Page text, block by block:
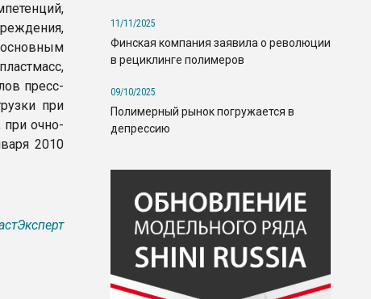
пресс-
при
при очно-
2010
11/11/2025
Финская компания заявила о революции
в рециклинге полимеров
09/10/2025
Полимерный рынок погружается в
депрессию